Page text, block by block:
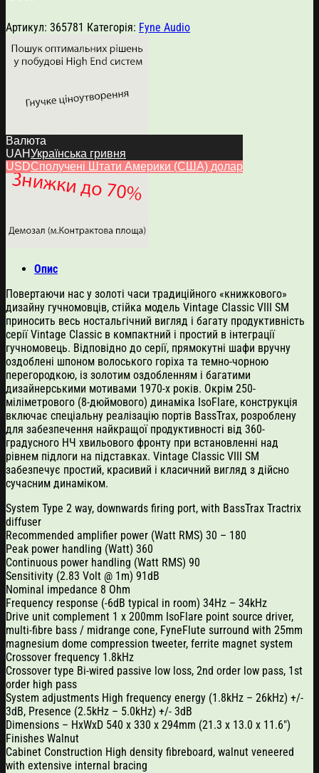
Артикул: 365781 Категорія: Fyne Audio
Опис
Повертаючи нас у золоті часи традиційного «книжкового»
дизайну гучномовців, стійка модель Vintage Classic VIII SM
приносить весь ностальгічний вигляд і багату продуктивність
серії Vintage Classic в компактний і простий в інтеграції
гучномовець. Відповідно до серії, прямокутні шафи вручну
оздоблені шпоном волоського горіха та темно-чорною
перегородкою, із золотим оздобленням і багатими
дизайнерськими мотивами 1970-х років. Окрім 250-
міліметрового (8-дюймового) динаміка IsoFlare, конструкція
включає спеціальну реалізацію портів BassTrax, розроблену
для забезпечення найкращої продуктивності від 360-
градусного НЧ хвильового фронту при встановленні над
рівнем підлоги на підставках. Vintage Classic VIII SM
забезпечує простий, красивий і класичний вигляд з дійсно
сучасним динаміком.
System Type 2 way, downwards firing port, with BassTrax Tractrix
diffuser
Recommended amplifier power (Watt RMS) 30 – 180
Peak power handling (Watt) 360
Continuous power handling (Watt RMS) 90
Sensitivity (2.83 Volt @ 1m) 91dB
Nominal impedance 8 Ohm
Frequency response (-6dB typical in room) 34Hz – 34kHz
Drive unit complement 1 x 200mm IsoFlare point source driver,
multi-fibre bass / midrange cone, FyneFlute surround with 25mm
magnesium dome compression tweeter, ferrite magnet system
Crossover frequency 1.8kHz
Crossover type Bi-wired passive low loss, 2nd order low pass, 1st
order high pass
System adjustments High frequency energy (1.8kHz – 26kHz) +/-
3dB, Presence (2.5kHz – 5.0kHz) +/- 3dB
Dimensions – HxWxD 540 x 330 x 294mm (21.3 x 13.0 x 11.6″)
Finishes Walnut
Cabinet Construction High density fibreboard, walnut veneered
with extensive internal bracing
Валюта
UAHУкраїнська гривня
USDСполучені Штати Америки (США) долар